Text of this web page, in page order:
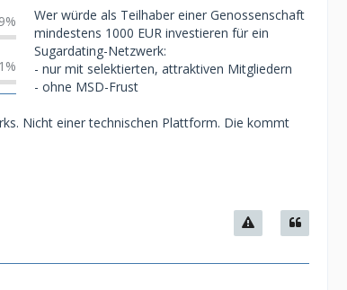
Wer würde als Teilhaber einer Genossenschaft
mindestens 1000 EUR investieren für ein
Sugardating-Netzwerk:
- nur mit selektierten, attraktiven Mitgliedern
- ohne MSD-Frust
Nicht einer technischen Plattform. Die kommt